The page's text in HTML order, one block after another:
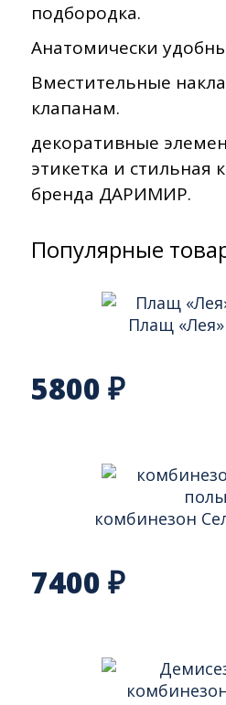
подбородка.
Анатомически
Вместительные
клапанам.
декоративные
этикетка и стильная
бренда ДАРИМИР.
Популярные
Плащ
5800 ₽
комбинезон
7400 ₽